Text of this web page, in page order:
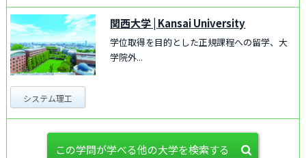
関西大学 Kansai University
学位取得を目的とした正規課程への留学、大
学院外...
システム理工
この学問が学べる他の大学を検索する